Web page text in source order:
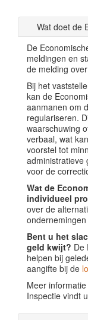
Wat doet de
De
meldingen en
de melding
Bij het
kan de
aanmanen om
regulariseren.
waarschuwing
verbaal, wat
voorstel tot
administratieve
voor de
Wat de
individueel
over de
Bent u het
geld kwijt? De
helpen bij
aangifte bij de
Meer
Inspectie vindt